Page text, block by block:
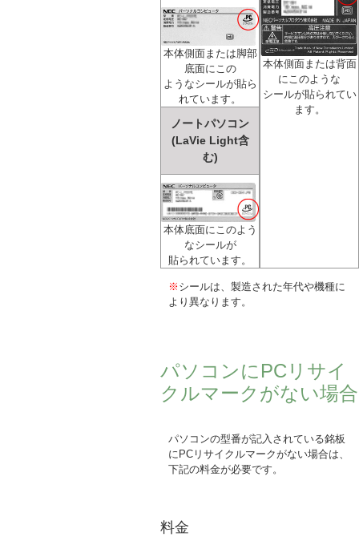
本体側面または脚部
底面にこの
ようなシールが貼ら
れています。
ノートパソコン
(LaVie Light含
む)
本体底面にこのよう
なシールが
貼られています。
本体側面または背面
にこのような
シールが貼られてい
ます。
※ シールは、製造された年代や機種に
より異なります。
パソコンにPCリサイ
クルマークがない場合
パソコンの型番が記入されている銘板
にPCリサイクルマークがない場合は、
下記の料金が必要です。
料金